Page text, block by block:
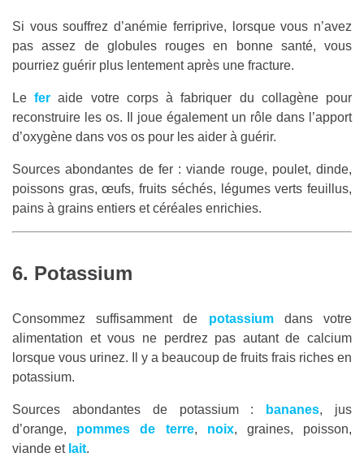
Si vous souffrez d’anémie ferriprive, lorsque vous n’avez
pas assez de globules rouges en bonne santé, vous
pourriez guérir plus lentement après une fracture.
Lefer aide votre corps à fabriquer du collagène pour
reconstruire les os. Il joue également un rôle dans l’apport
d’oxygène dans vos os pour les aider à guérir.
Sources abondantes de fer : viande rouge, poulet, dinde,
poissons gras, œufs, fruits séchés, légumes verts feuillus,
pains à grains entiers et céréales enrichies.
6. Potassium
Consommez suffisamment de potassiumdans votre
alimentation et vous ne perdrez pas autant de calcium
lorsque vous urinez. Il y a beaucoup de fruits frais riches en
potassium.
Sources abondantes de potassium : bananes, jus
d’orange, pommes de terre, noix, graines, poisson,
viande et lait.